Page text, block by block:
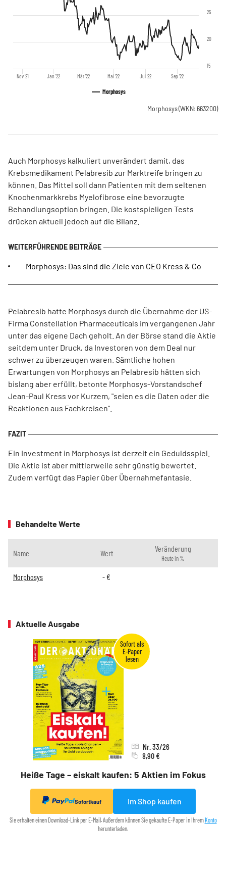
Morphosys
Nov '21 Jan '22 Mär '22 Mai '22 Jul '22 Sep '22
15
20
25
Morphosys(WKN: 663200)
Auch Morphosys kalkuliert unverändert damit, das
Krebsmedikament Pelabresib zur Marktreife bringen zu
können. Das Mittel soll dann Patienten mit dem seltenen
Knochenmarkkrebs Myelofibrose eine bevorzugte
Behandlungsoption bringen. Die kostspieligen Tests
drücken aktuell jedoch auf die Bilanz.
Morphosys: Das sind die Ziele von CEO Kress & Co
Pelabresib hatte Morphosys durch die Übernahme der US-
Firma Constellation Pharmaceuticals im vergangenen Jahr
unter das eigene Dach geholt. An der Börse stand die Aktie
seitdem unter Druck, da Investoren von dem Deal nur
schwer zu überzeugen waren. Sämtliche hohen
Erwartungen von Morphosys an Pelabresib hätten sich
bislang aber erfüllt, betonte Morphosys-Vorstandschef
Jean-Paul Kress vor Kurzem, "seien es die Daten oder die
Reaktionen aus Fachkreisen".
Ein Investment in Morphosys ist derzeit ein Geduldsspiel.
Die Aktie ist aber mittlerweile sehr günstig bewertet.
Zudem verfügt das Papier über Übernahmefantasie.
Behandelte Werte
Name Wert Veränderung
Heute in %
Morphosys - €
Aktuelle Ausgabe
Heiße Tage – eiskalt kaufen: 5 Aktien im Fokus
Nr. 33/26
8,90 €
Sofortkauf Im Shop kaufen
Sie erhalten einen Download-Link per E-Mail. Außerdem können Sie gekaufte E-Paper in Ihrem Konto
herunterladen.